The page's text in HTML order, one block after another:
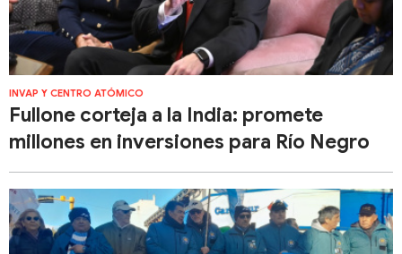
INVAP Y CENTRO ATÓMICO
Fullone corteja a la India: promete
millones en inversiones para Río Negro